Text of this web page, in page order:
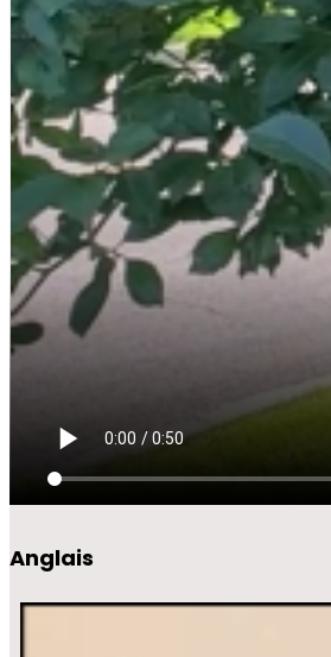
Anglais